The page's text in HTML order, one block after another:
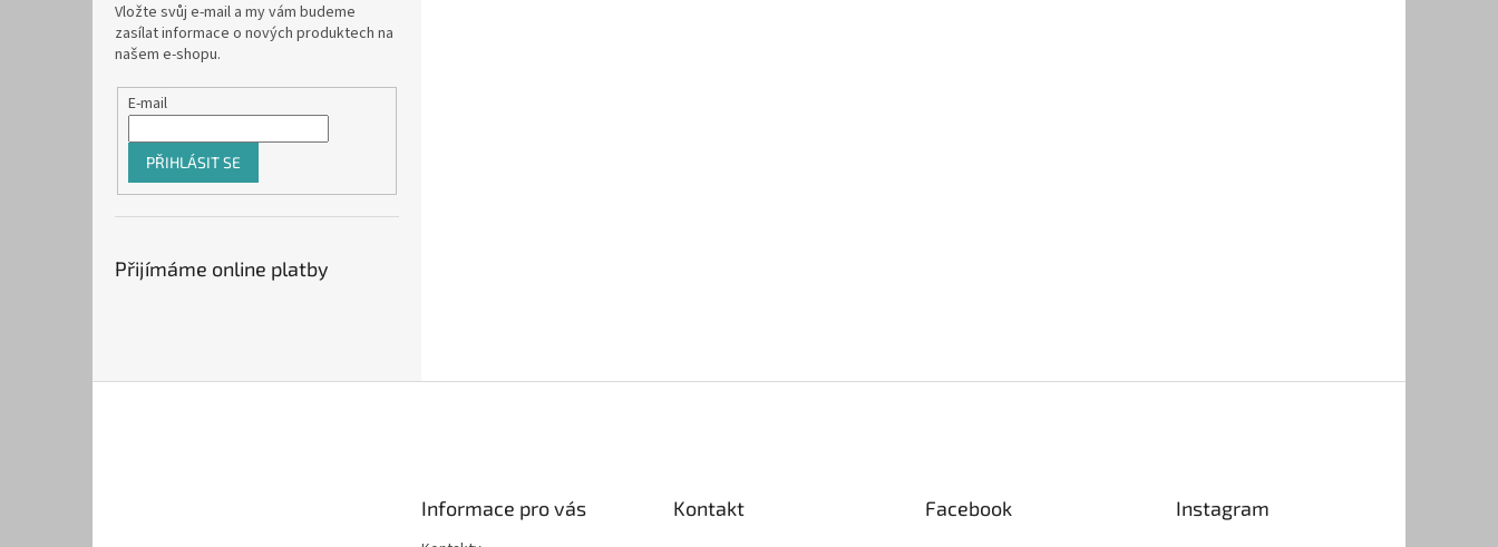
Vložte svůj e-mail a my vám budeme
zasílat informace o nových produktech na
našem e-shopu.
E-mail
PŘIHLÁSIT SE
Přijímáme online platby
Informace pro vás Kontakt Facebook Instagram